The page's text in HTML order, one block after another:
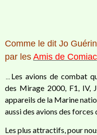
Comme le dit Jo
par les Amis de Comiac
... Les avions de combat
des Mirage 2000, F1, IV,
appareils de la Marine
aussi des avions des forces
Les plus attractifs, pour